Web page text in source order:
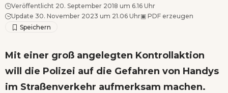
Veröffentlicht 20. September 2018 um 6.16 Uhr
Update 30. November 2023 um 21.06 Uhr▣ PDF erzeugen
Mit einer groß angelegten Kontrollaktion
will die Polizei auf die Gefahren von Handys
im Straßenverkehr aufmerksam machen.